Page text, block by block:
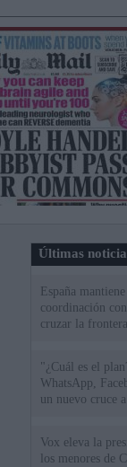
Últimas
España
coordinación
cruzar la
"¿Cuál es el
WhatsApp,
un nuevo cruce
Vox eleva la
los menores de